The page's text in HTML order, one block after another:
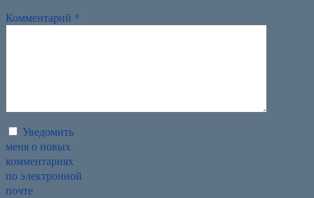
Комментарий *
Уведомить
меня о новых
комментариях
по электронной
почте